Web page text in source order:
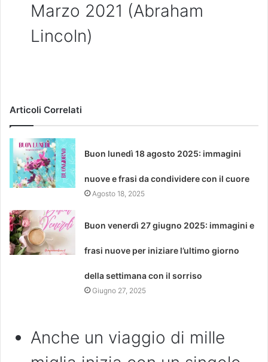
Marzo 2021 (Abraham
Lincoln)
Articoli Correlati
Buon lunedì 18 agosto 2025: immagini
nuove e frasi da condividere con il cuore
Agosto 18, 2025
Buon venerdì 27 giugno 2025: immagini e
frasi nuove per iniziare l’ultimo giorno
della settimana con il sorriso
Giugno 27, 2025
Anche un viaggio di mille